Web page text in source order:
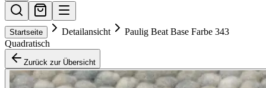
Startseite Detailansicht
Paulig Beat Base Farbe 343
Quadratisch
Zurück zur Übersicht